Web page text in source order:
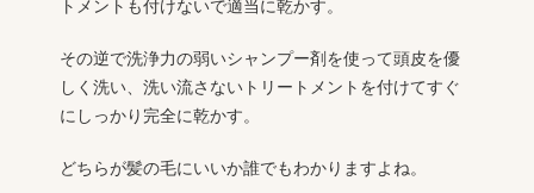
トメントも付けないで適当に乾かす。
その逆で洗浄力の弱いシャンプー剤を使って頭皮を優
しく洗い、洗い流さないトリートメントを付けてすぐ
にしっかり完全に乾かす。
どちらが髪の毛にいいか誰でもわかりますよね。